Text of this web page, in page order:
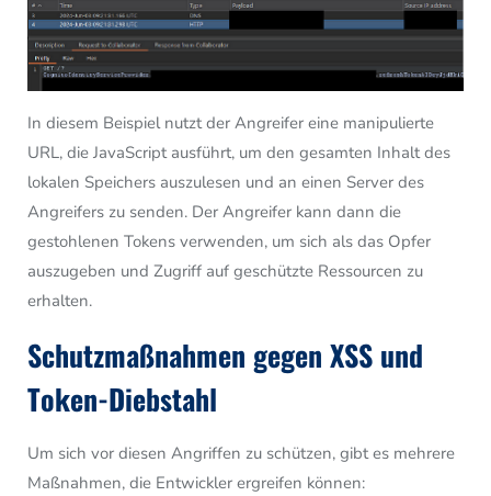
In diesem Beispiel nutzt der Angreifer eine manipulierte
URL, die JavaScript ausführt, um den gesamten Inhalt des
lokalen Speichers auszulesen und an einen Server des
Angreifers zu senden. Der Angreifer kann dann die
gestohlenen Tokens verwenden, um sich als das Opfer
auszugeben und Zugriff auf geschützte Ressourcen zu
erhalten.
Schutzmaßnahmen gegen XSS und
Token-Diebstahl
Um sich vor diesen Angriffen zu schützen, gibt es mehrere
Maßnahmen, die Entwickler ergreifen können: